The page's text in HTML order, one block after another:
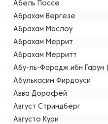
Абель Поссе
Абрахам Вергезе
Абрахам Маслоу
Абрахам Меррит
Абрахам Мерритт
Абу-ль-Фарадж ибн Гарун
Абулькасим Фирдоуси
Авва Дорофей
Август Стриндберг
Августо Кури